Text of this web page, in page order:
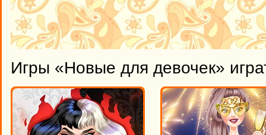
Игры «Новые для девочек»